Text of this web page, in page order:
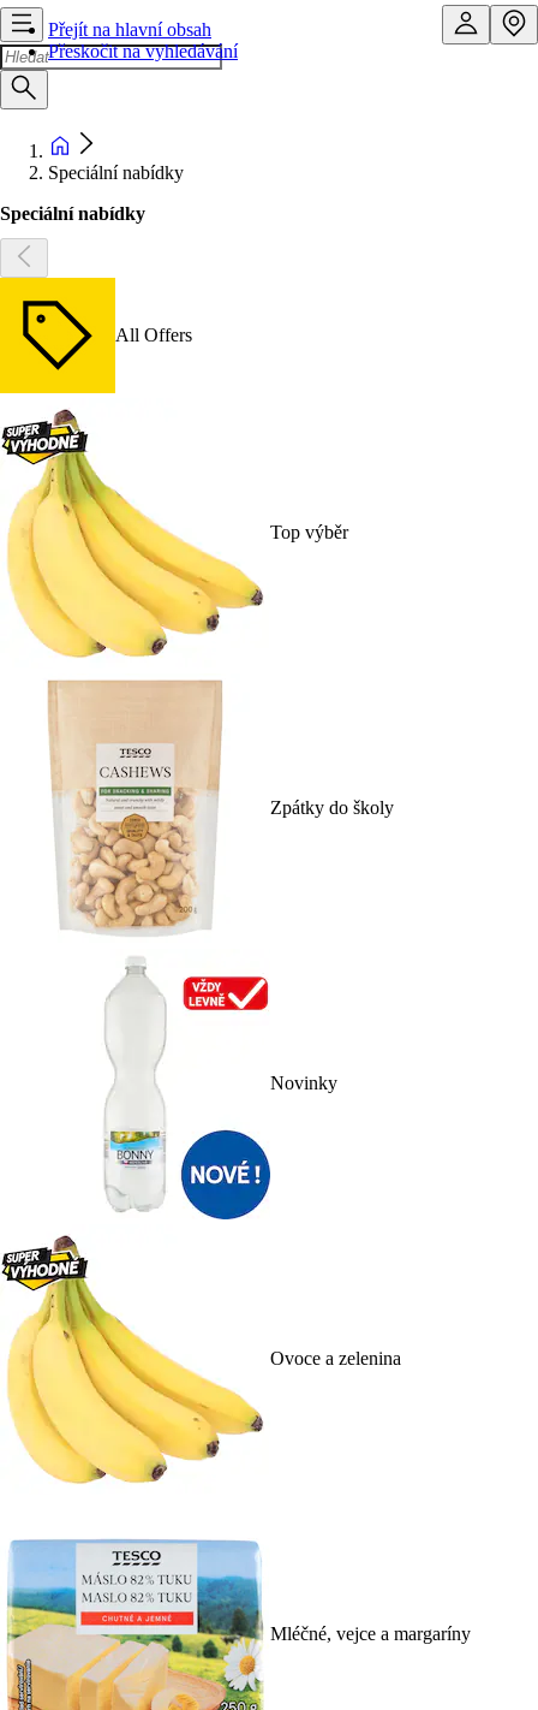
Přejít na hlavní obsah
Přeskočit na vyhledávání
Speciální nabídky
Speciální nabídky
All Offers
Top výběr
Zpátky do školy
Novinky
Ovoce a zelenina
Mléčné, vejce a margaríny